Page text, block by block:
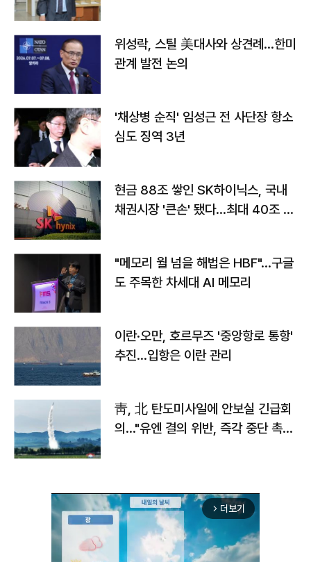
위성락, 스틸 美대사와 상견례…한미
관계 발전 논의
'채상병 순직' 임성근 전 사단장 항소
심도 징역 3년
현금 88조 쌓인 SK하이닉스, 국내
채권시장 '큰손' 됐다…최대 40조 투
"메모리 월 넘을 해법은 HBF"…구글
도 주목한 차세대 AI 메모리
이란·오만, 호르무즈 '중앙항로 통항'
추진…입항은 이란 관리
靑, 北 탄도미사일에 안보실 긴급회
의…"유엔 결의 위반, 즉각 중단 촉
arrow_forward_ios 더보기